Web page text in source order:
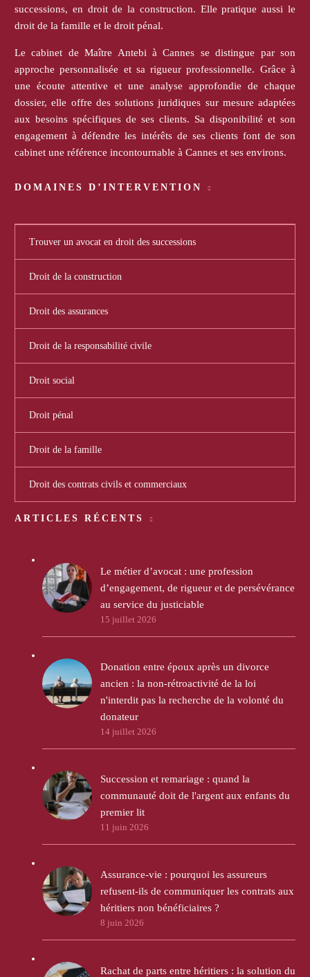
successions, en droit de la construction. Elle pratique aussi le
droit de la famille et le droit pénal.
Le cabinet de Maître Antebi à Cannes se distingue par son
approche personnalisée et sa rigueur professionnelle. Grâce à
une écoute attentive et une analyse approfondie de chaque
dossier, elle offre des solutions juridiques sur mesure adaptées
aux besoins spécifiques de ses clients. Sa disponibilité et son
engagement à défendre les intérêts de ses clients font de son
cabinet une référence incontournable à Cannes et ses environs.
DOMAINES D’INTERVENTION
Trouver un avocat en droit des successions
Droit de la construction
Droit des assurances
Droit de la responsabilité civile
Droit social
Droit pénal
Droit de la famille
Droit des contrats civils et commerciaux
ARTICLES RÉCENTS
Le métier d’avocat : une profession
d’engagement, de rigueur et de persévérance
au service du justiciable
15 juillet 2026
Donation entre époux après un divorce
ancien : la non-rétroactivité de la loi
n'interdit pas la recherche de la volonté du
donateur
14 juillet 2026
Succession et remariage : quand la
communauté doit de l'argent aux enfants du
premier lit
11 juin 2026
Assurance-vie : pourquoi les assureurs
refusent-ils de communiquer les contrats aux
héritiers non bénéficiaires ?
8 juin 2026
Rachat de parts entre héritiers : la solution du